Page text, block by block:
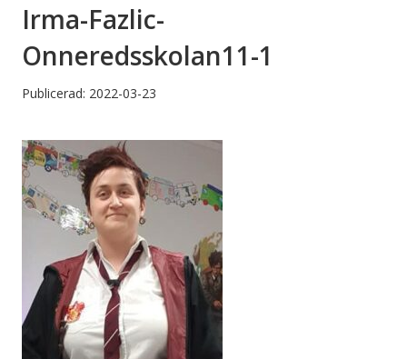
Irma-Fazlic-
Onneredsskolan11-1
Publicerad: 2022-03-23